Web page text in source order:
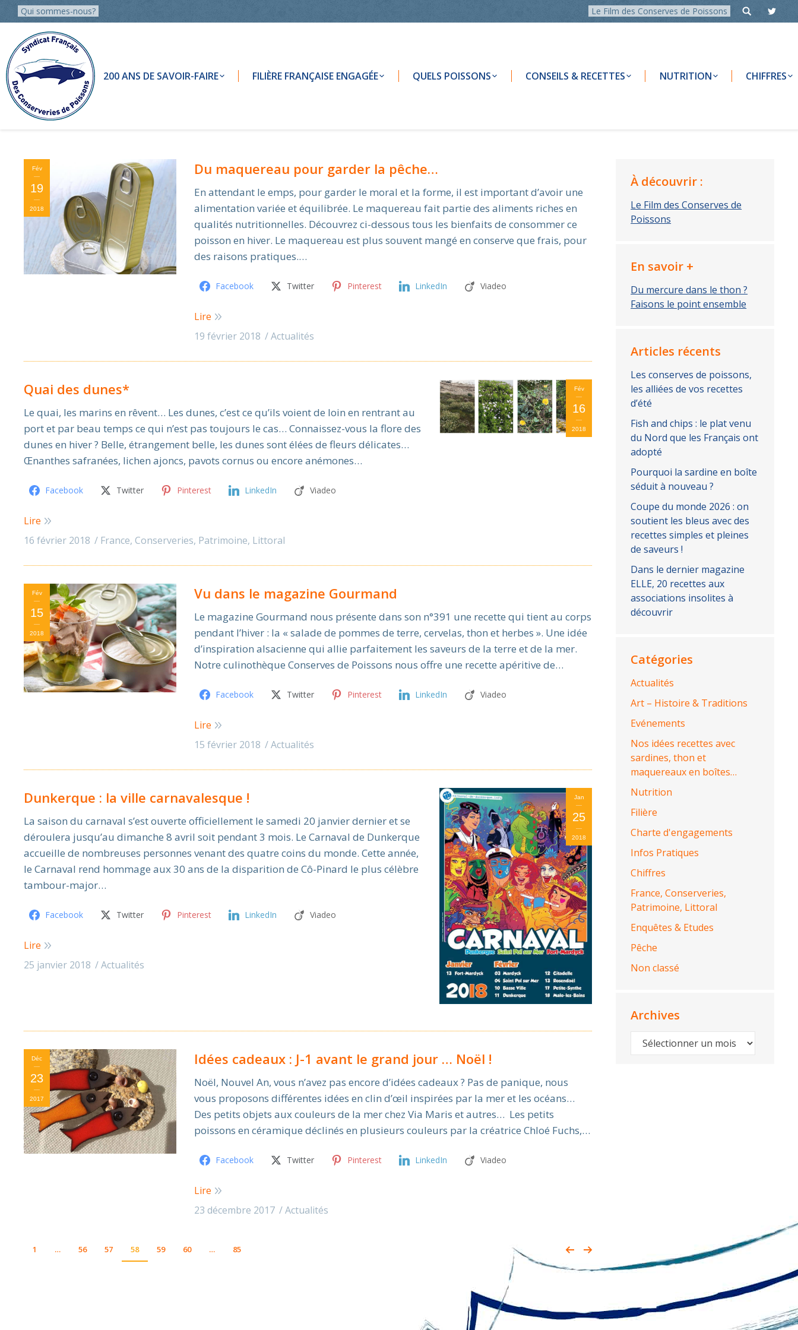
Qui sommes-nous? Le Film des Conserves de Poissons
200 ANS DE SAVOIR-FAIRE FILIÈRE FRANÇAISE ENGAGÉE QUELS POISSONS CONSEILS & RECETTES NUTRITION CHIFFRES
Fév
19
2018
Du maquereau pour garder la pêche…
En attendant le emps, pour garder le moral et la forme, il est important d’avoir une
alimentation variée et équilibrée. Le maquereau fait partie des aliments riches en
qualités nutritionnelles. Découvrez ci-dessous tous les bienfaits de consommer ce
poisson en hiver. Le maquereau est plus souvent mangé en conserve que frais, pour
des raisons pratiques.…
Facebook Twitter Pinterest LinkedIn Viadeo
Lire
19 février 2018
Actualités
Quai des dunes*
Le quai, les marins en rêvent… Les dunes, c’est ce qu’ils voient de loin en rentrant au
port et par beau temps ce qui n’est pas toujours le cas… Connaissez-vous la flore des
dunes en hiver ? Belle, étrangement belle, les dunes sont élées de fleurs délicates…
Œnanthes safranées, lichen ajoncs, pavots cornus ou encore anémones…
Facebook Twitter Pinterest LinkedIn Viadeo
Lire
16 février 2018
France, Conserveries, Patrimoine, Littoral
Fév
16
2018
Fév
15
2018
Vu dans le magazine Gourmand
Le magazine Gourmand nous présente dans son n°391 une recette qui tient au corps
pendant l’hiver : la « salade de pommes de terre, cervelas, thon et herbes ». Une idée
d’inspiration alsacienne qui allie parfaitement les saveurs de la terre et de la mer.
Notre culinothèque Conserves de Poissons nous offre une recette apéritive de…
Facebook Twitter Pinterest LinkedIn Viadeo
Lire
15 février 2018
Actualités
Dunkerque : la ville carnavalesque !
La saison du carnaval s’est ouverte officiellement le samedi 20 janvier dernier et se
déroulera jusqu’au dimanche 8 avril soit pendant 3 mois. Le Carnaval de Dunkerque
accueille de nombreuses personnes venant des quatre coins du monde. Cette année,
le Carnaval rend hommage aux 30 ans de la disparition de Cô-Pinard le plus célèbre
tambour-major…
Facebook Twitter Pinterest LinkedIn Viadeo
Lire
25 janvier 2018
Actualités
Jan
25
2018
Déc
23
2017
Idées cadeaux : J-1 avant le grand jour … Noël !
Noël, Nouvel An, vous n’avez pas encore d’idées cadeaux ? Pas de panique, nous
vous proposons différentes idées en clin d’œil inspirées par la mer et les océans…
Des petits objets aux couleurs de la mer chez Via Maris et autres… Les petits
poissons en céramique déclinés en plusieurs couleurs par la créatrice Chloé Fuchs,…
Facebook Twitter Pinterest LinkedIn Viadeo
Lire
23 décembre 2017
Actualités
1 … 56 57 58 59 60 … 85
À découvrir :
Le Film des Conserves de
Poissons
En savoir +
Du mercure dans le thon ?
Faisons le point ensemble
Articles récents
Les conserves de poissons,
les alliées de vos recettes
d’été
Fish and chips : le plat venu
du Nord que les Français ont
adopté
Pourquoi la sardine en boîte
séduit à nouveau ?
Coupe du monde 2026 : on
soutient les bleus avec des
recettes simples et pleines
de saveurs !
Dans le dernier magazine
ELLE, 20 recettes aux
associations insolites à
découvrir
Catégories
Actualités
Art – Histoire & Traditions
Evénements
Nos idées recettes avec
sardines, thon et
maquereaux en boîtes…
Nutrition
Filière
Charte d'engagements
Infos Pratiques
Chiffres
France, Conserveries,
Patrimoine, Littoral
Enquêtes & Etudes
Pêche
Non classé
Archives
Archives